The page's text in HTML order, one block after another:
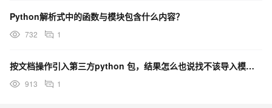
Python解析式中的函数与模块包含什么内容？
732 1
按文档操作引入第三方python 包，结果怎么也说找不该导入模块，用的pyodps3，这是什么原因？
913 1